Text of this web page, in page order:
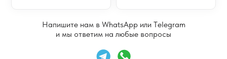
Напишите нам в WhatsApp или Telegram
и мы ответим на любые вопросы